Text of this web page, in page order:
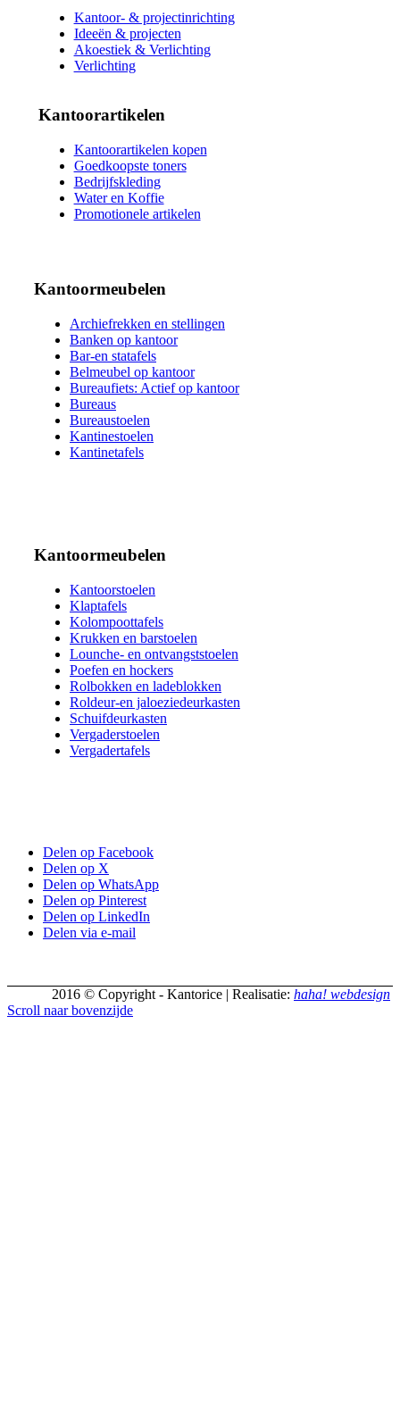
Kantoor- & projectinrichting
Ideeën & projecten
Akoestiek & Verlichting
Verlichting
Kantoorartikelen
Kantoorartikelen kopen
Goedkoopste toners
Bedrijfskleding
Water en Koffie
Promotionele artikelen
Kantoormeubelen
Archiefrekken en stellingen
Banken op kantoor
Bar-en statafels
Belmeubel op kantoor
Bureaufiets: Actief op kantoor
Bureaus
Bureaustoelen
Kantinestoelen
Kantinetafels
Kantoormeubelen
Kantoorstoelen
Klaptafels
Kolompoottafels
Krukken en barstoelen
Lounche- en ontvangststoelen
Poefen en hockers
Rolbokken en ladeblokken
Roldeur-en jaloeziedeurkasten
Schuifdeurkasten
Vergaderstoelen
Vergadertafels
Delen op Facebook
Delen op X
Delen op WhatsApp
Delen op Pinterest
Delen op LinkedIn
Delen via e-mail
2016 © Copyright - Kantorice | Realisatie: haha! webdesign
Scroll naar bovenzijde